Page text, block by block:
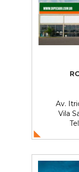
Av.
Vila